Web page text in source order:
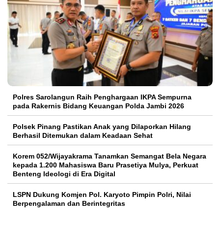
Polres Sarolangun Raih Penghargaan IKPA Sempurna
pada Rakernis Bidang Keuangan Polda Jambi 2026
Polsek Pinang Pastikan Anak yang Dilaporkan Hilang
Berhasil Ditemukan dalam Keadaan Sehat
Korem 052/Wijayakrama Tanamkan Semangat Bela Negara
kepada 1.200 Mahasiswa Baru Prasetiya Mulya, Perkuat
Benteng Ideologi di Era Digital
LSPN Dukung Komjen Pol. Karyoto Pimpin Polri, Nilai
Berpengalaman dan Berintegritas